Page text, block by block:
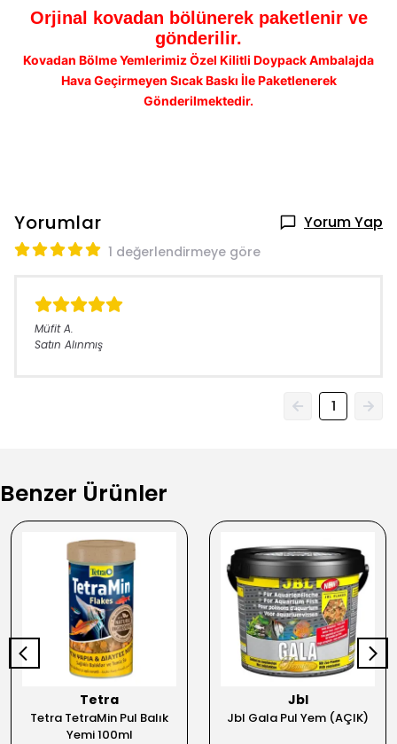
Orjinal kovadan bölünerek paketlenir ve
gönderilir.
Kovadan Bölme Yemlerimiz Özel Kilitli Doypack Ambalajda
Hava Geçirmeyen Sıcak Baskı İle Paketlenerek
Gönderilmektedir.
Yorumlar Yorum Yap
1 değerlendirmeye göre
Müfit A.
Satın Alınmış
1
Benzer Ürünler
Tetra
Tetra TetraMin Pul Balık
Yemi 100ml
Jbl
Jbl Gala Pul Yem (AÇIK)